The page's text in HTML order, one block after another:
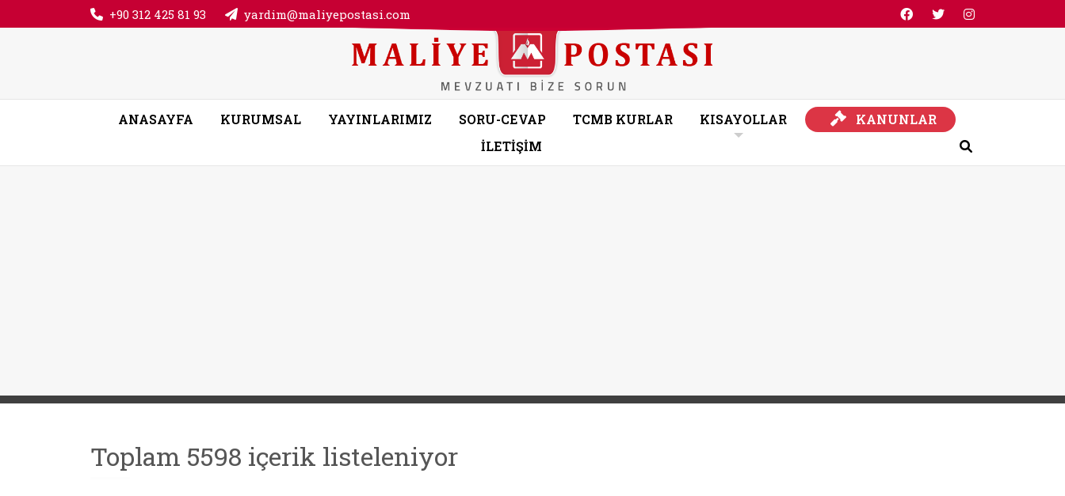
+90 312 425 81 93 yardim@maliyepostasi.com
ANASAYFA KURUMSAL YAYINLARIMIZ SORU-CEVAP TCMB KURLAR KISAYOLLAR KANUNLAR
KANUNLAR
İLETİŞİM
Toplam 5598 içerik listeleniyor